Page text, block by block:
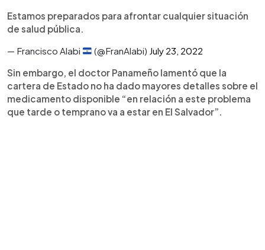
Estamos preparados para afrontar cualquier situación
de salud pública.
— Francisco Alabi
(@FranAlabi) July 23, 2022
Sin embargo, el doctor Panameño lamentó que la
cartera de Estado no ha dado mayores detalles sobre el
medicamento disponible “en relación a este problema
que tarde o temprano va a estar en El Salvador”.